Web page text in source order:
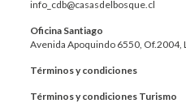
info_cdb@casasdelbosque.cl
Oficina Santiago
Avenida Apoquindo 6550, Of.2004,
Términos y condiciones
Términos y condiciones Turismo